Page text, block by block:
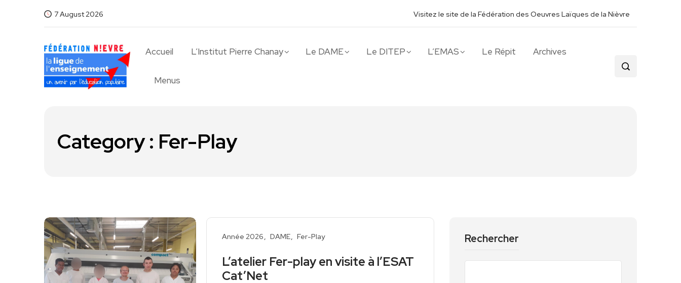
7 August 2026 Visitez le site de la Fédération des Oeuvres Laïques de la Nièvre
Accueil L’Institut Pierre Chanay Le DAME Le DITEP L’EMAS Le Répit Archives
Menus
Category : Fer-Play
Année 2026 DAME Fer-Play
L’atelier Fer-play en visite à l’ESAT
Cat’Net
Rechercher